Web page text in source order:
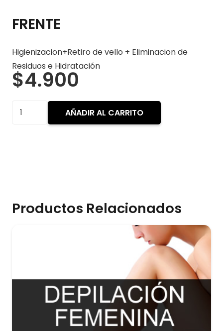
FRENTE
Higienizacion+Retiro de vello + Eliminacion de
Residuos e Hidratación
$4.900
FRENTE
AÑADIR AL CARRITO
Productos Relacionados